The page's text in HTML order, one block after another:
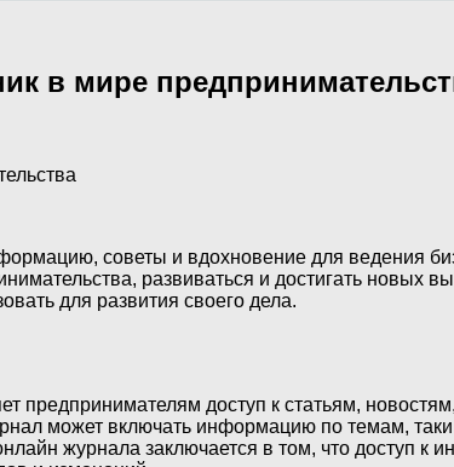
в мире
советы и вдохновение для ведения
развиваться и достигать новых
для развития своего дела.
предпринимателям доступ к статьям,
может включать информацию по темам,
журнала заключается в том, что доступ к